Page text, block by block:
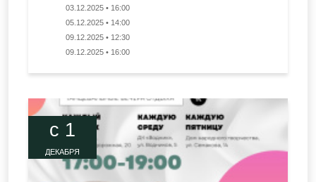
03.12.2025 • 16:00
05.12.2025 • 14:00
09.12.2025 • 12:30
09.12.2025 • 16:00
c 1
ДЕКАБРЯ